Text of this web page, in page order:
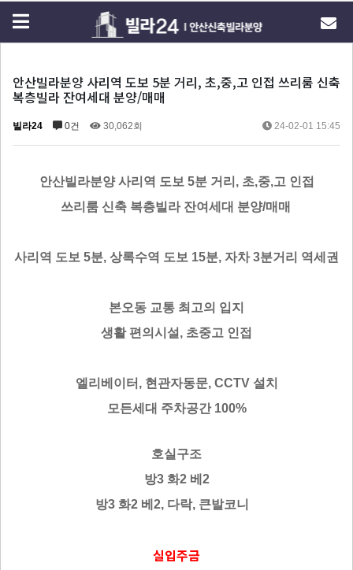
안산빌라분양 사리역 도보 5분 거리, 초,중,고 인접 쓰리룸 신축
복층빌라 잔여세대 분양/매매
빌라24 0건 30,062회 24-02-01 15:45
안산빌라분양 사리역 도보 5분 거리, 초,중,고 인접
쓰리룸 신축 복층빌라 잔여세대 분양/매매
사리역 도보 5분, 상록수역 도보 15분, 자차 3분거리 역세권
본오동 교통 최고의 입지
생활 편의시설, 초중고 인접
엘리베이터, 현관자동문, CCTV 설치
모든세대 주차공간 100%
호실구조
방3 화2 베2
방3 화2 베2, 다락, 큰발코니
실입주금